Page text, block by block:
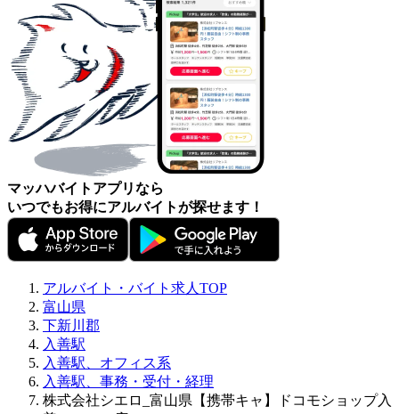
マッハバイトアプリなら
いつでもお得にアルバイトが探せます！
アルバイト・バイト求人TOP
富山県
下新川郡
入善駅
入善駅、オフィス系
入善駅、事務・受付・経理
株式会社シエロ_富山県【携帯キャ】ドコモショップ入